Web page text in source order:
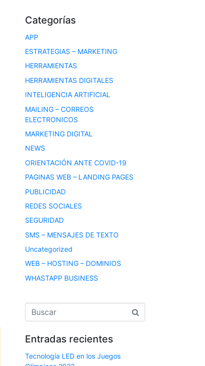
Categorías
APP
ESTRATEGIAS – MARKETING
HERRAMIENTAS
HERRAMIENTAS DIGITALES
INTELIGENCIA ARTIFICIAL
MAILING – CORREOS
ELECTRONICOS
MARKETING DIGITAL
NEWS
ORIENTACIÓN ANTE COVID-19
PAGINAS WEB – LANDING PAGES
PUBLICIDAD
REDES SOCIALES
SEGURIDAD
SMS – MENSAJES DE TEXTO
Uncategorized
WEB – HOSTING – DOMINIOS
WHASTAPP BUSINESS
Entradas recientes
Tecnología LED en los Juegos